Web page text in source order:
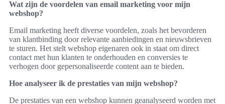
Wat zijn de voordelen van email marketing voor mijn
webshop?
Email marketing heeft diverse voordelen, zoals het bevorderen
van klantbinding door relevante aanbiedingen en nieuwsbrieven
te sturen. Het stelt webshop eigenaren ook in staat om direct
contact met hun klanten te onderhouden en conversies te
verhogen door gepersonaliseerde content aan te bieden.
Hoe analyseer ik de prestaties van mijn webshop?
De prestaties van een webshop kunnen geanalyseerd worden met